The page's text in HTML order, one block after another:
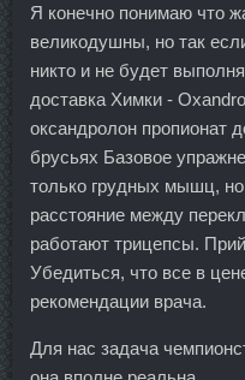
Я конечно понимаю что
великодушны, но так
никто и не будет
доставка Химки -
оксандролон пропионат
брусьях Базовое
только грудных мышц,
расстояние между
работают трицепсы.
Убедиться, что все в
рекомендации врача.
Для нас задача